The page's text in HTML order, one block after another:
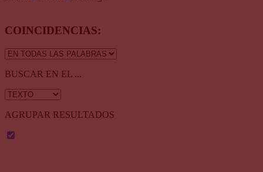
COINCIDENCIAS:
BUSCAR EN EL ...
AGRUPAR RESULTADOS